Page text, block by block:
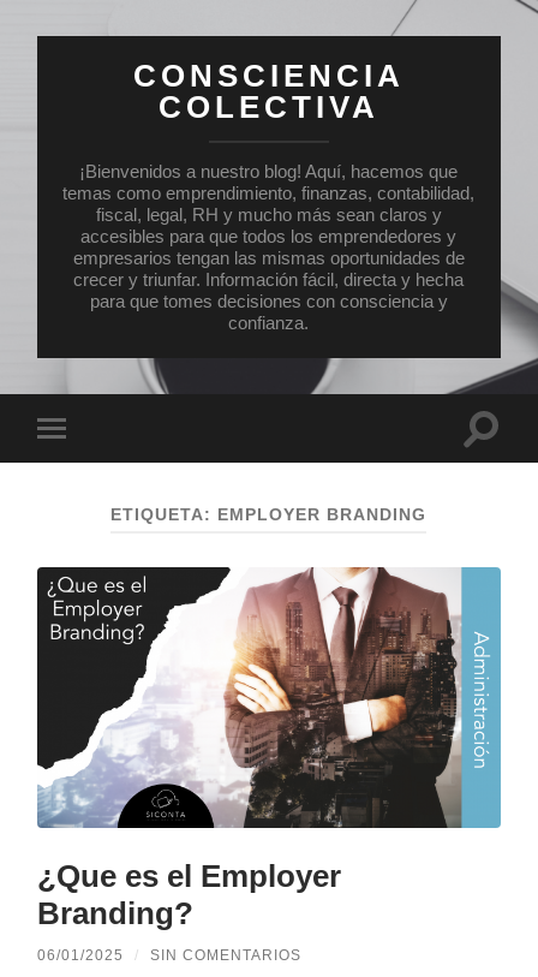
CONSCIENCIA
COLECTIVA
¡Bienvenidos a nuestro blog! Aquí, hacemos que
temas como emprendimiento, finanzas, contabilidad,
fiscal, legal, RH y mucho más sean claros y
accesibles para que todos los emprendedores y
empresarios tengan las mismas oportunidades de
crecer y triunfar. Información fácil, directa y hecha
para que tomes decisiones con consciencia y
confianza.
el
ETIQUETA: EMPLOYER BRANDING
¿Que es el Employer
Branding?
06/01/2025 / SIN COMENTARIOS